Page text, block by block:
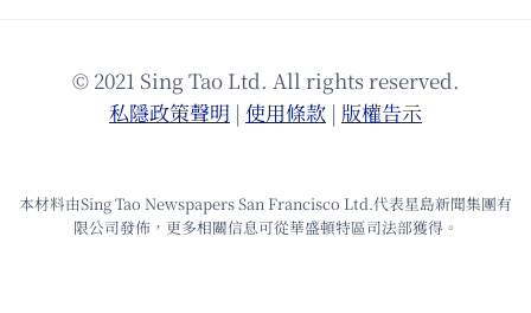
© 2021 Sing Tao Ltd. All rights reserved.
私隱政策聲明 | 使⽤條款 | 版權告⽰
本材料由Sing Tao Newspapers San Francisco Ltd.代表星島新聞集團有
限公司發佈，更多相關信息可從華盛頓特區司法部獲得。